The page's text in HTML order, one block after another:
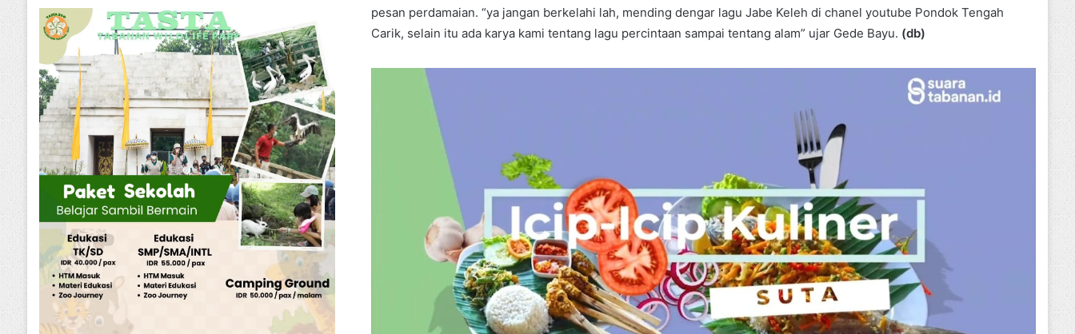
pesan perdamaian. “ya jangan berkelahi lah, mending dengar lagu Jabe Keleh di chanel youtube Pondok Tengah
Carik, selain itu ada karya kami tentang lagu percintaan sampai tentang alam” ujar Gede Bayu. (db)